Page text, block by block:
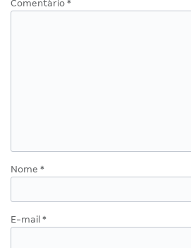
Comentário *
Nome *
E-mail *